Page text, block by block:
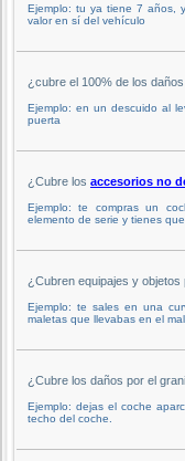
Ejemplo: tu ya tiene 7 años,
valor en sí del vehículo
¿cubre el 100% de los
Ejemplo: en un descuido al
puerta
¿Cubre los accesorios no
Ejemplo: te compras un
elemento de serie y tienes
¿Cubren equipajes y objetos
Ejemplo: te sales en una
maletas que llevabas en el
¿Cubre los daños por el
Ejemplo: dejas el coche
techo del coche.